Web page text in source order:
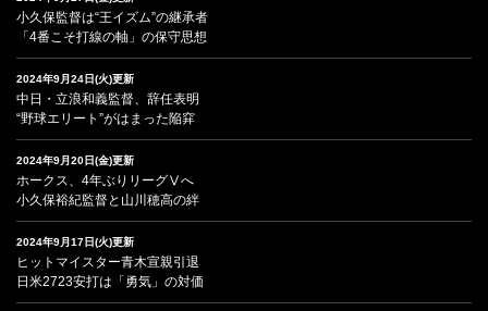
小久保監督は“王イズム”の継承者
「4番こそ打線の軸」の保守思想
2024年9月24日(火)更新
中日・立浪和義監督、辞任表明
“野球エリート”がはまった陥穽
2024年9月20日(金)更新
ホークス、4年ぶりリーグⅤへ
小久保裕紀監督と山川穂高の絆
2024年9月17日(火)更新
ヒットマイスター青木宣親引退
日米2723安打は「勇気」の対価